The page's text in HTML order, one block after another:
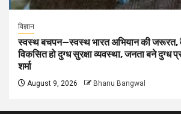
विज्ञान
स्वस्थ बचपन—स्वस्थ भारत अभियान की जरूरत,
विकसित हो दुग्ध सुरक्षा व्यवस्था, जनता बने दुग्ध
शर्मा
August 9, 2026 Bhanu Bangwal